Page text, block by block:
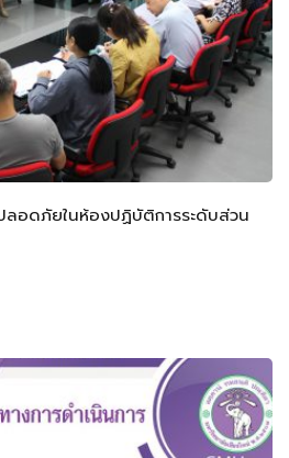
ลอดภัยในห้องปฏิบัติการระดับส่วน